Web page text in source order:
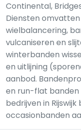
Continental,
Diensten
wielbalancering,
vulcaniseren en
winterbanden
en uitlijning
aanbod.
en run-flat banden
bedrijven in
occasionbanden